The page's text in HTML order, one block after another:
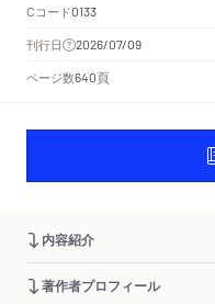
Cコード0133
刊行日 2026/07/09
ページ数640頁
内容紹介
著作者プロフィール